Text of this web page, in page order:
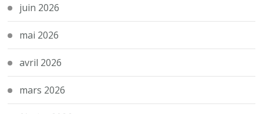
juin 2026
mai 2026
avril 2026
mars 2026